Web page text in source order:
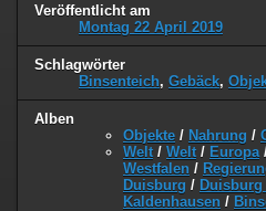
Veröffentlicht am
Montag 22 April 2019
Schlagwörter
Binsenteich, Gebäck,
Alben
Objekte / Nahrung /
Welt / Welt / Europa
Westfalen /
Duisburg /
Kaldenhausen /